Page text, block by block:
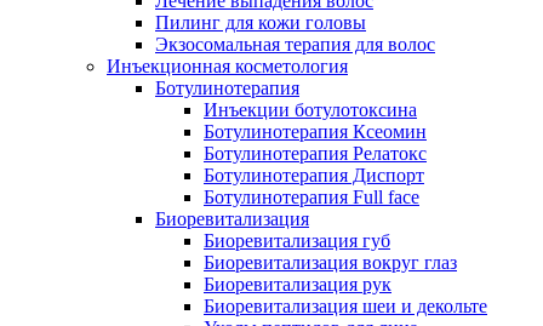
Пилинг для кожи головы
Экзосомальная терапия для волос
Инъекционная косметология
Ботулинотерапия
Инъекции ботулотоксина
Ботулинотерапия Ксеомин
Ботулинотерапия Релатокс
Ботулинотерапия Диспорт
Ботулинотерапия Full face
Биоревитализация
Биоревитализация губ
Биоревитализация вокруг глаз
Биоревитализация рук
Биоревитализация шеи и декольте